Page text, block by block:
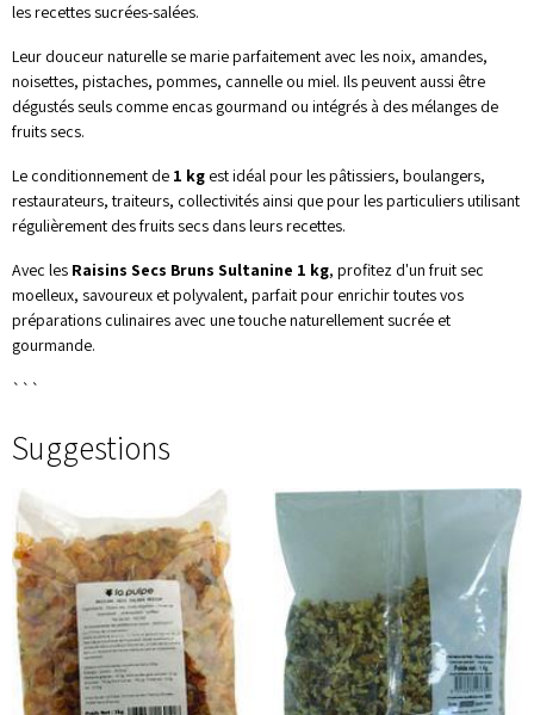
les recettes sucrées-salées.
Leur douceur naturelle se marie parfaitement avec les noix, amandes,
noisettes, pistaches, pommes, cannelle ou miel. Ils peuvent aussi être
dégustés seuls comme encas gourmand ou intégrés à des mélanges de
fruits secs.
Le conditionnement de 1 kg est idéal pour les pâtissiers, boulangers,
restaurateurs, traiteurs, collectivités ainsi que pour les particuliers utilisant
régulièrement des fruits secs dans leurs recettes.
Avec les Raisins Secs Bruns Sultanine 1 kg, profitez d'un fruit sec
moelleux, savoureux et polyvalent, parfait pour enrichir toutes vos
préparations culinaires avec une touche naturellement sucrée et
gourmande.
```
Suggestions